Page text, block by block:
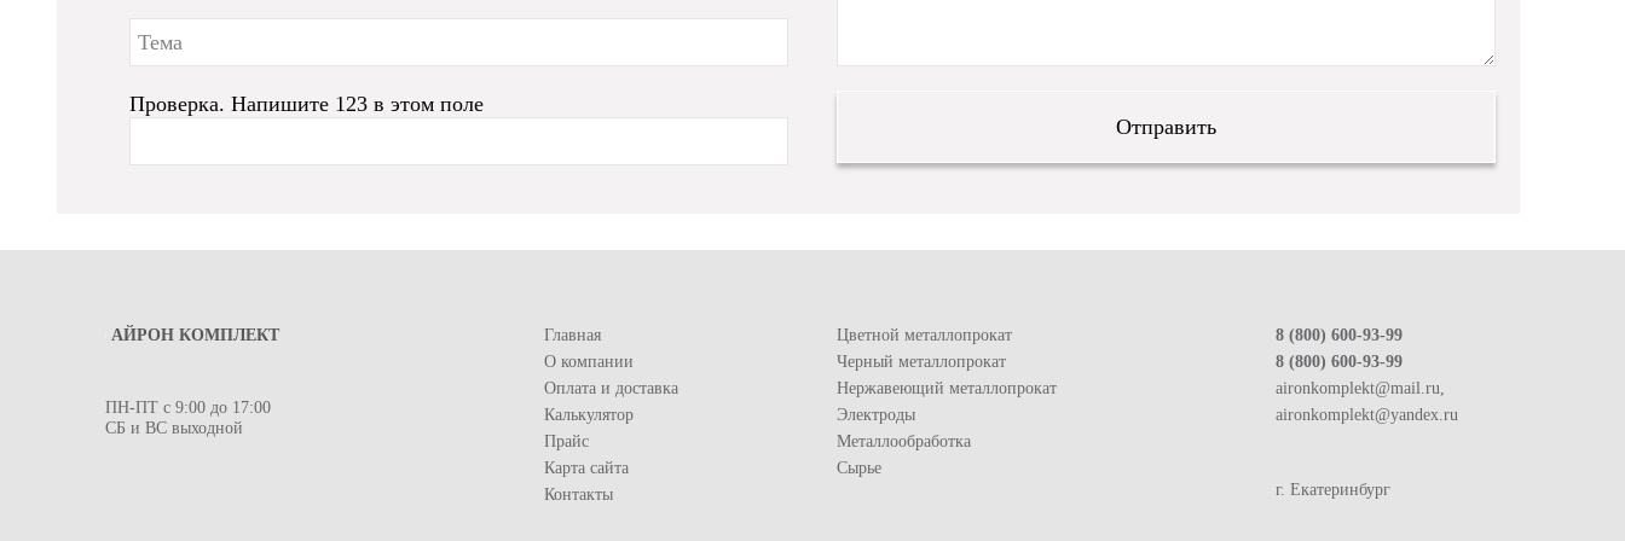
Проверка. Напишите 123 в этом поле
АЙРОН КОМПЛЕКТ
ПН-ПТ с 9:00 до 17:00
СБ и ВС выходной
Главная
О компании
Оплата и доставка
Калькулятор
Прайс
Карта сайта
Контакты
Цветной металлопрокат
Черный металлопрокат
Нержавеющий металлопрокат
Электроды
Металлообработка
Сырье
8 (800) 600-93-99
8 (800) 600-93-99
aironkomplekt@mail.ru,
aironkomplekt@yandex.ru
г. Екатеринбург